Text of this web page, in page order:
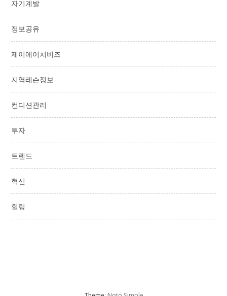
자기계발
정보공유
제이에이치비즈
지역레슨정보
컨디션관리
투자
트렌드
혁신
힐링